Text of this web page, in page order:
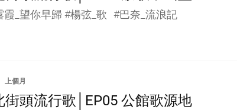
霞_望你早歸 #楊弦_歌 #巴奈_流浪記
上個月
街頭流行歌│EP05 公館歌源地